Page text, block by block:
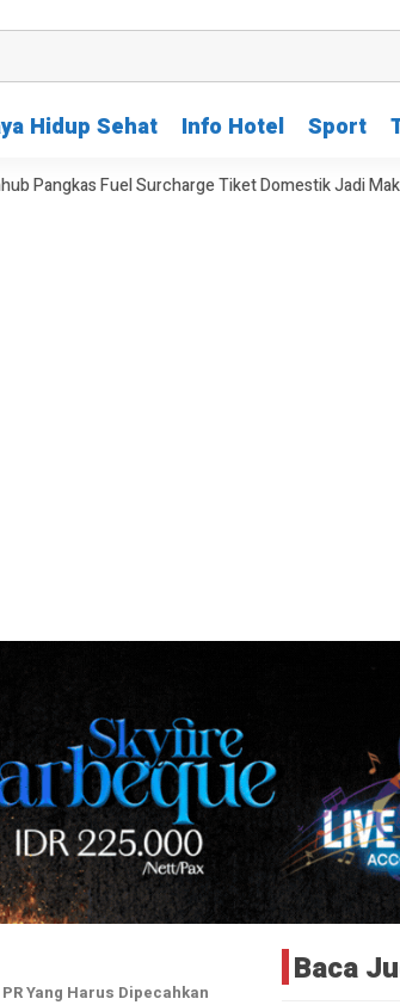
Hidup Sehat Info Hotel Sport
Surcharge Tiket Domestik Jadi Maksimal 30 Persen
Yang Harus Dipecahkan
Baca